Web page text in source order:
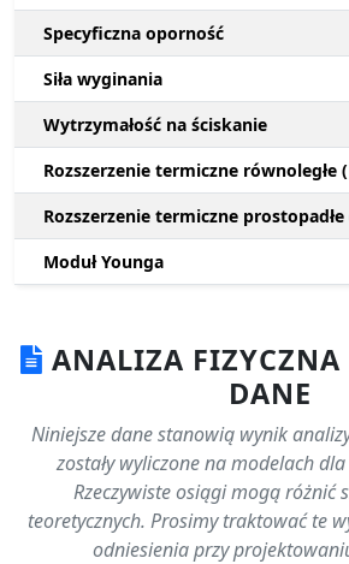
Specyficzna oporność
Siła wyginania
Wytrzymałość na ściskanie
Rozszerzenie termiczne równoległe
Rozszerzenie termiczne
Moduł Younga
ANALIZA FIZYCZNA
DANE
Niniejsze dane stanowią wynik
zostały wyliczone na modelach
Rzeczywiste osiągi mogą różnić
teoretycznych. Prosimy traktować te
odniesienia przy